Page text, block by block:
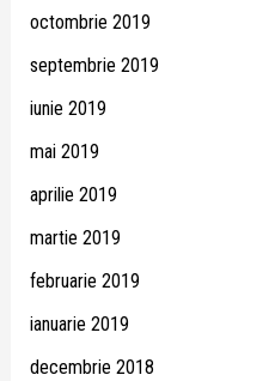
octombrie 2019
septembrie 2019
iunie 2019
mai 2019
aprilie 2019
martie 2019
februarie 2019
ianuarie 2019
decembrie 2018